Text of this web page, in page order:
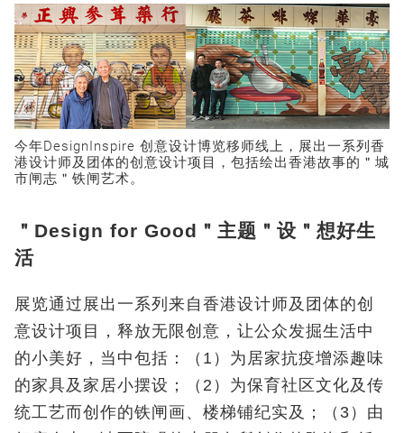
今年DesignInspire 创意设计博览移师线上，展出一系列香
港设计师及团体的创意设计项目，包括绘出香港故事的＂城
市闸志＂铁闸艺术。
＂Design for Good＂主题＂设＂想好生
活
展览通过展出一系列来自香港设计师及团体的创
意设计项目，释放无限创意，让公众发掘生活中
的小美好，当中包括：（1）为居家抗疫增添趣味
的家具及家居小摆设；（2）为保育社区文化及传
统工艺而创作的铁闸画、楼梯铺纪实及；（3）由